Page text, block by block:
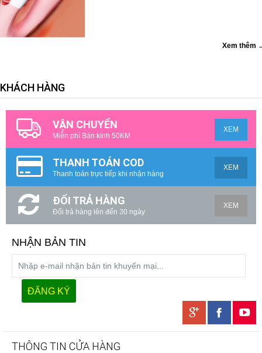
Xem thêm
KHÁCH HÀNG
VẬN CHUYỂN
Miễn phí Bán kính 50KM
XEM
THANH TOÁN COD
Thanh toán trực tiếp khi nhận hàng
XEM
ĐỔI TRẢ HÀNG
Đổi trả hàng lên đến 30 ngày
XEM
NHẬN BẢN TIN
THÔNG TIN CỬA HÀNG